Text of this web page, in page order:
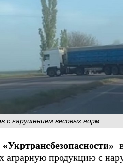
с нарушением весовых норм
аграрную продукцию с